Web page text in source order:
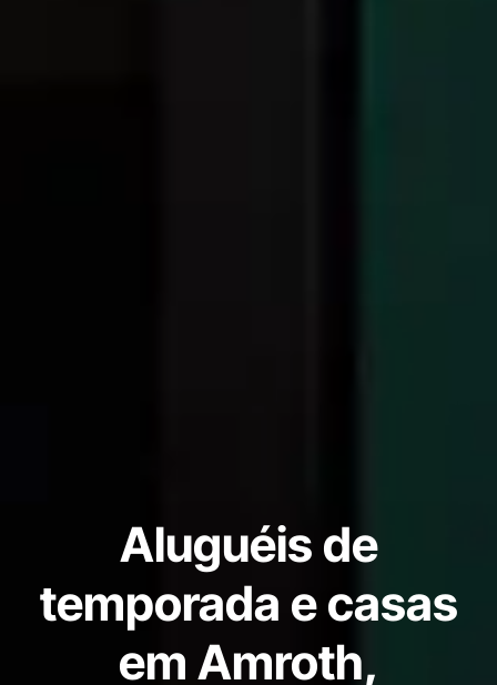
Aluguéis de
temporada e casas
em Amroth,